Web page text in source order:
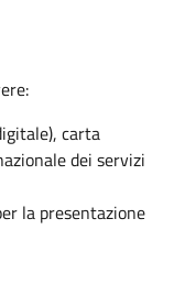
carta
dei servizi
la presentazione